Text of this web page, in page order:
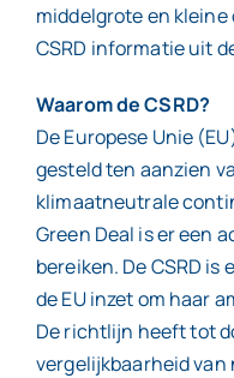
middelgrote en
CSRD informatie uit
Waarom de CSRD?
De Europese Unie
gesteld ten aanzien
klimaatneutrale
Green Deal is er een
bereiken. De CSRD
de EU inzet om haar
De richtlijn heeft tot
vergelijkbaarheid